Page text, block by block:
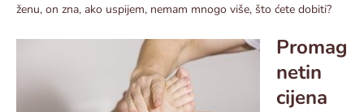
ženu, on zna, ako uspijem, nemam mnogo više, što ćete dobiti?
Promag
netin
cijena